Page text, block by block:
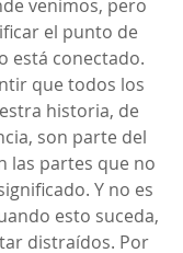
venimos, pero
el punto de
está conectado.
que todos los
historia, de
son parte del
las partes que no
Y no es
esto suceda,
distraídos. Por